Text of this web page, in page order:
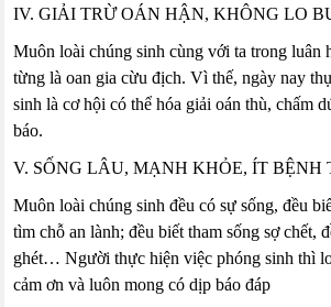
IV. GIẢI TRỪ OÁN HẬN, KHÔNG LO
Muôn loài chúng sinh cùng với ta trong luân
từng là oan gia cừu địch. Vì thế, ngày nay
sinh là cơ hội có thể hóa giải oán thù, chấm
báo.
V. SỐNG LÂU, MẠNH KHỎE, ÍT BỆNH
Muôn loài chúng sinh đều có sự sống, đều
tìm chỗ an lành; đều biết tham sống sợ chết,
ghét… Người thực hiện việc phóng sinh thì
cảm ơn và luôn mong có dịp báo đáp